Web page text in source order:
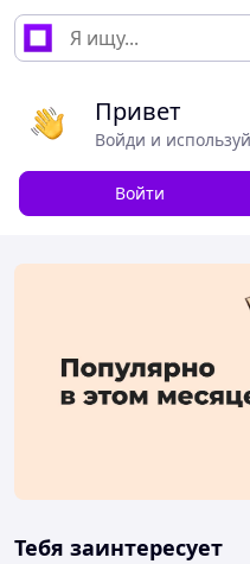
Привет
Войди и
Войти
Тебя заинтересует